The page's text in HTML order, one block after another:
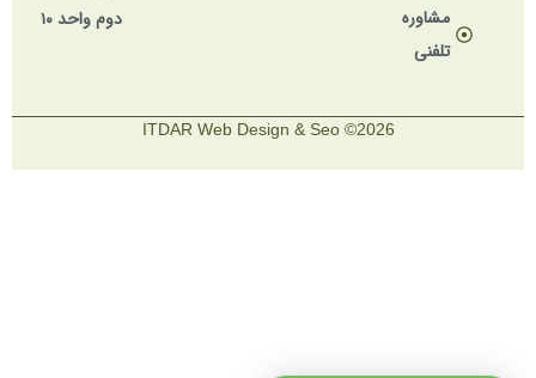
مشاوره
تلفنی
دوم واحد ۱۰